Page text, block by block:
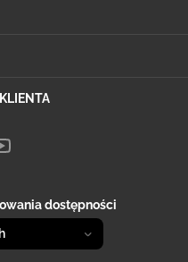
dostępności